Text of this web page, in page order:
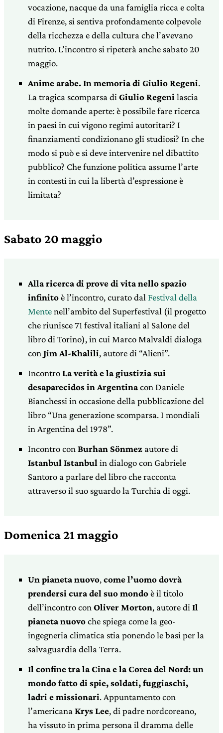
vocazione, nacque da una famiglia ricca e colta
di Firenze, si sentiva profondamente colpevole
della ricchezza e della cultura che l’avevano
nutrito. L’incontro si ripeterà anche sabato 20
maggio.
Anime arabe. In memoria di Giulio Regeni.
La tragica scomparsa di Giulio Regeni lascia
molte domande aperte: è possibile fare ricerca
in paesi in cui vigono regimi autoritari? I
finanziamenti condizionano gli studiosi? In che
modo si può e si deve intervenire nel dibattito
pubblico? Che funzione politica assume l’arte
in contesti in cui la libertà d’espressione è
limitata?
Sabato 20 maggio
Alla ricerca di prove di vita nello spazio
infinitoè l’incontro, curato dal Festival della
Mentenell’ambito del Superfestival (il progetto
che riunisce 71 festival italiani al Salone del
libro di Torino), in cui Marco Malvaldi dialoga
con Jim Al-Khalili, autore di “Alieni”.
IncontroLa verità e la giustizia sui
desaparecidos in Argentinacon Daniele
Bianchessi in occasione della pubblicazione del
libro “Una generazione scomparsa. I mondiali
in Argentina del 1978”.
Incontro con Burhan Sönmez autore di
Istanbul Istanbul in dialogo con Gabriele
Santoro a parlare del libro che racconta
attraverso il suo sguardo la Turchia di oggi.
Domenica 21 maggio
Un pianeta nuovo,come l’uomo dovrà
prendersi cura del suo mondoè il titolo
dell’incontro con Oliver Morton, autore di Il
pianeta nuovoche spiega come la geo-
ingegneria climatica stia ponendo le basi per la
salvaguardia della Terra.
Il confine tra la Cina e la Corea del Nord: un
mondo fatto di spie, soldati, fuggiaschi,
ladri e missionari. Appuntamento con
l’americana Krys Lee, di padre nordcoreano,
ha vissuto in prima persona il dramma delle